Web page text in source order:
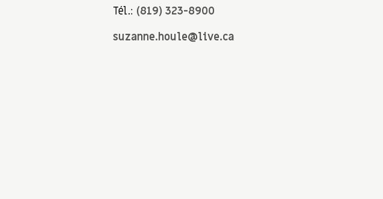
Tél.: (819) 323-8900
suzanne.houle@live.ca